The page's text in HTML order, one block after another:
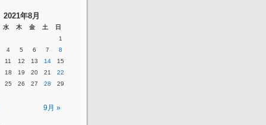
2021年8月
水 木 金 土 日
9月 »
1
4 5 6 7
8
11 12 13 14
15
18 19 20 21
22
25 26 27 28
29